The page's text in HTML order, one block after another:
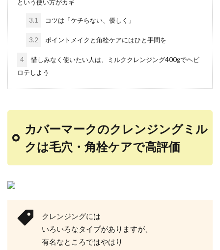
という使い方がカギ
3.1 コツは「ケチらない、優しく」
3.2 ポイントメイクと角栓ケアにはひと手間を
4
惜しみなく使いたい人は、ミルククレンジング400gでヘビ
ロテしよう
カバーマークのクレンジングミル
クは毛穴・角栓ケアで高評価
クレンジングには
いろいろなタイプがありますが、
有名なところではやはり